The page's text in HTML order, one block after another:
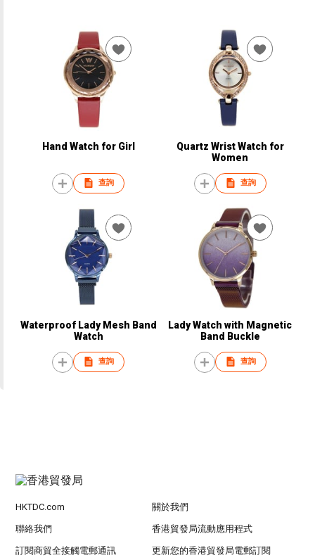
Hand Watch for Girl
查詢
Quartz Wrist Watch for
Women
查詢
Waterproof Lady Mesh Band
Watch
查詢
Lady Watch with Magnetic
Band Buckle
查詢
HKTDC.com 關於我們
聯絡我們 香港貿發局流動應用程式
訂閱商貿全接觸電郵通訊 更新您的香港貿發局電郵訂閱